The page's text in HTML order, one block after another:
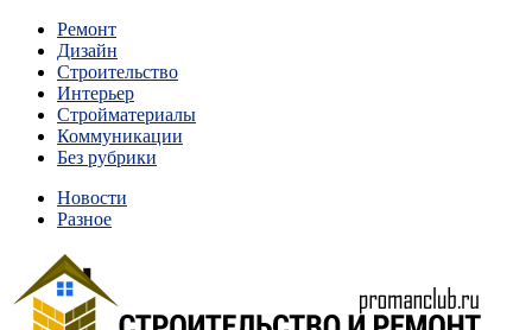
Перейти
содержимому
Ремонт
Дизайн
Строительство
Интерьер
Стройматериалы
Коммуникации
Без рубрики
Новости
Разное